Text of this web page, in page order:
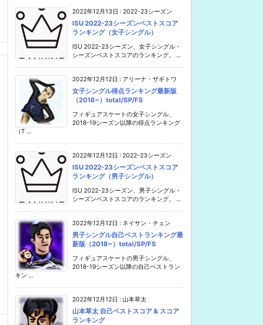
2022年12月13日 : 2022-23シーズン
ISU 2022-23シーズンベストスコア
ランキング（女子シングル）
ISU 2022-23シーズン、女子シングル・
シーズンベストスコアのランキング。 ...
2022年12月12日 : アリーナ・ザギトワ
女子シングル得点ランキング最新版
（2018~）total/SP/FS
フィギュアスケートの女子シングル、
2018-19シーズン以降の得点ランキング
（T ...
2022年12月12日 : 2022-23シーズン
ISU 2022-23シーズンベストスコア
ランキング（男子シングル）
ISU 2022-23シーズン、男子シングル・
シーズンベストスコアのランキング。 ...
2022年12月12日 : ネイサン・チェン
男子シングル自己ベストランキング最
新版（2018~）total/SP/FS
フィギュアスケートの男子シングル、
2018-19シーズン以降の自己ベストラン
キン ...
2022年12月12日 : 山本草太
山本草太 自己ベストスコア & スコア
ランキング